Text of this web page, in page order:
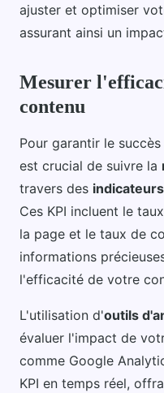
ajuster et optimiser
assurant ainsi un
Mesurer
contenu
Pour garantir le
est crucial de suivre la
travers des
Ces KPI incluent le
la page et le taux de
informations
l'efficacité de votre
L'utilisation d'outils
évaluer l'impact de
comme Google
KPI en temps réel,